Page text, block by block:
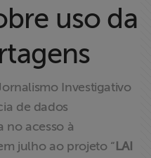
uso da
Investigativo
de dados
no acesso à
julho ao projeto “ LAI